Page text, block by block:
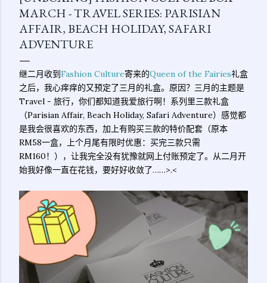
MARCH - TRAVEL SERIES: PARISIAN
AFFAIR, BEACH HOLIDAY, SAFARI
ADVENTURE
继二月收到Fashion Culture寄来的Queen of the Fairies礼盒
之后，我心痒痒的又预定了三月的礼盒。原因？三月的主题是
Travel - 旅行，你们都知道我爱旅行啊！系列里三款礼盒
（Parisian Affair, Beach Holiday, Safari Adventure）感觉都
是我会很喜欢的东西，加上有购买三款的特价配套（原本
RM58一盒，上个月尾有限时优惠：买完三款只需
RM160！），让我完全没有犹豫就网上付账预定了。从二月开
始我好像一直在花钱，要好好收敛了……>.<